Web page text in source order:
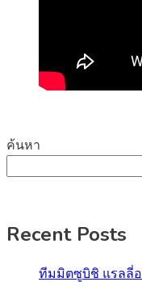
ค้นหา
Recent Posts
ทีมมิตซูบิชิ แรลลี่อ